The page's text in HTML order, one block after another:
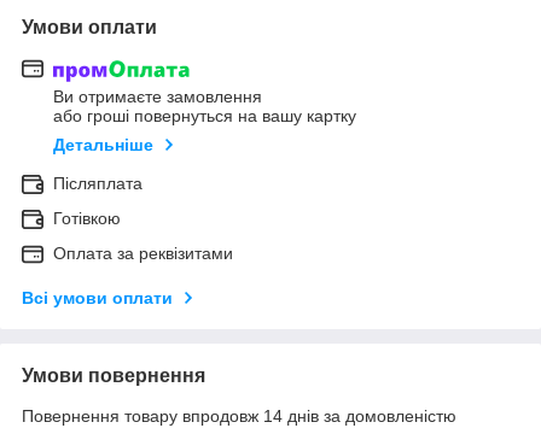
Умови оплати
Ви отримаєте замовлення
або гроші повернуться на вашу картку
Детальніше
Післяплата
Готівкою
Оплата за реквізитами
Всі умови оплати
Умови повернення
Повернення товару впродовж 14 днів за домовленістю